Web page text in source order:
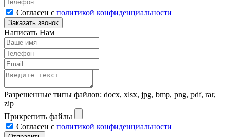
Согласен с политикой конфиденциальности
Написать Нам
Разрешенные типы файлов: docx, xlsx, jpg, bmp, png, pdf, rar,
zip
Прикрепить файлы
Согласен с политикой конфиденциальности